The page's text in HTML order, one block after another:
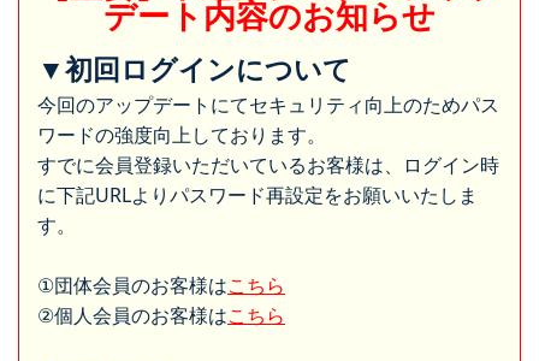
デート内容のお知らせ
▼初回ログインについて
今回のアップデートにてセキュリティ向上のためパス
ワードの強度向上しております。
すでに会員登録いただいているお客様は、ログイン時
に下記URLよりパスワード再設定をお願いいたしま
す。
①団体会員のお客様はこちら
②個人会員のお客様はこちら